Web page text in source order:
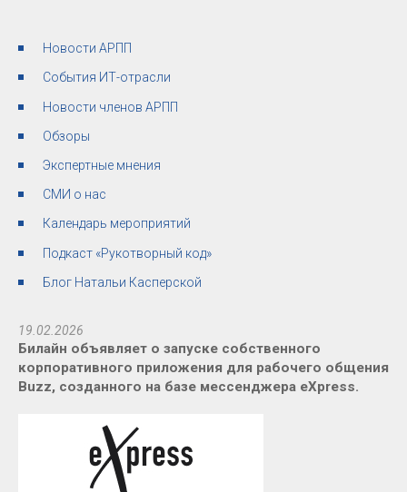
Новости АРПП
События ИТ-отрасли
Новости членов АРПП
Обзоры
Экспертные мнения
СМИ о нас
Календарь мероприятий
Подкаст «Рукотворный код»
Блог Натальи Касперской
19.02.2026
Билайн объявляет о запуске собственного
корпоративного приложения для рабочего общения
Buzz, созданного на базе мессенджера eXpress.